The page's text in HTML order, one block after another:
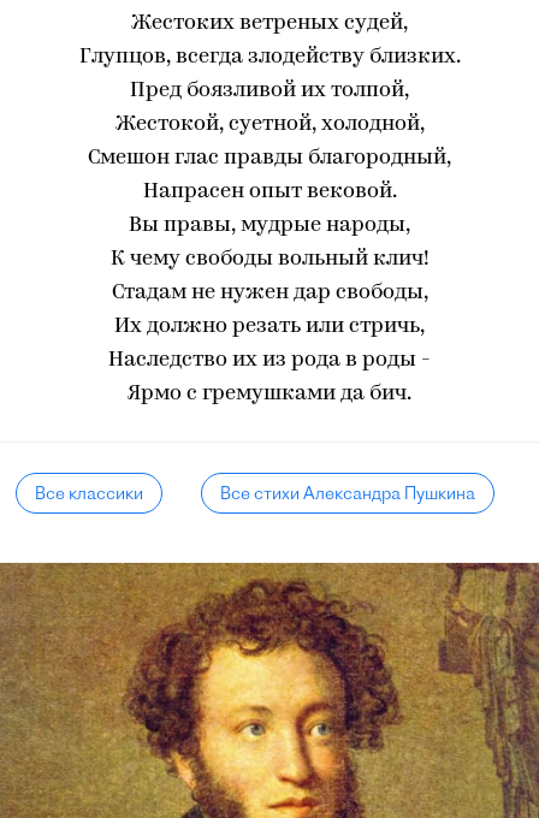
Жестоких ветреных судей,
Глупцов, всегда злодейству близких.
Пред боязливой их толпой,
Жестокой, суетной, холодной,
Смешон глас правды благородный,
Напрасен опыт вековой.
Вы правы, мудрые народы,
К чему свободы вольный клич!
Стадам не нужен дар свободы,
Их должно резать или стричь,
Наследство их из рода в роды -
Ярмо с гремушками да бич.
Все классики Все стихи Александра Пушкина